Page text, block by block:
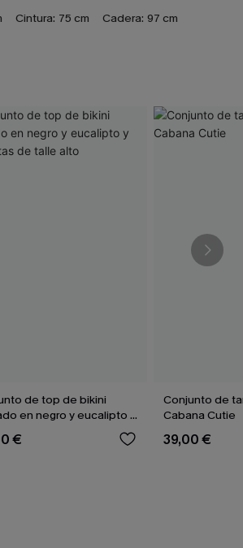
Cintura: 75 cm Cadera: 97 cm
de top de bikini
en negro y eucalipto y
de talle alto
€
Conjunto de
Cabana Cutie
39,00 €